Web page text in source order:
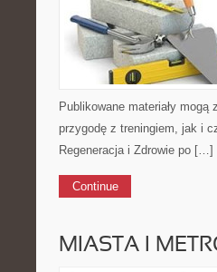
Publikowane materiały
przygodę z treningiem, jak i
Regeneracja i Zdrowie po […]
Continue
MIASTA I